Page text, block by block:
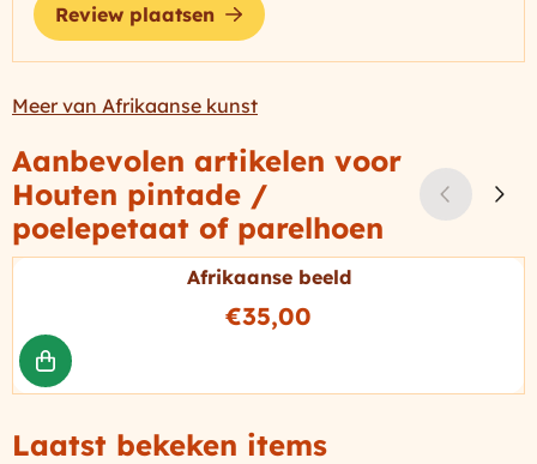
Review plaatsen
Meer van Afrikaanse kunst
Aanbevolen artikelen voor
Houten pintade /
poelepetaat of parelhoen
Afrikaanse beeld
Prijs: 35,00
€35,00
Laatst bekeken items